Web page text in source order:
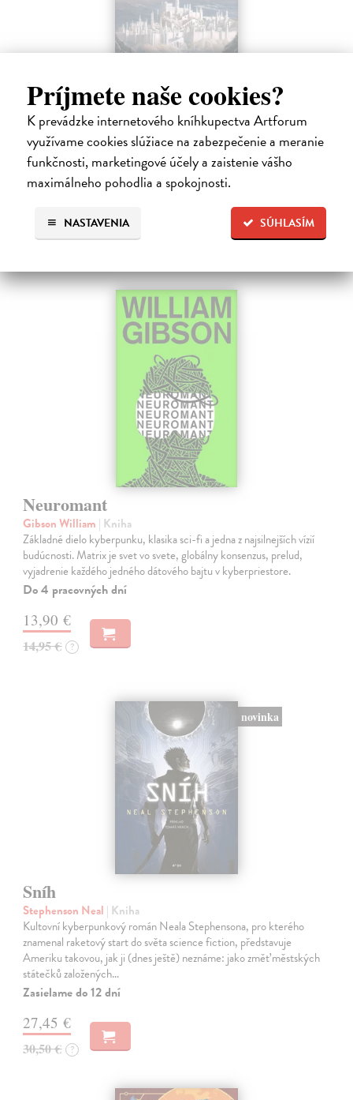
Príjmete naše cookies?
K prevádzke internetového kníhkupectva Artforum
využívame cookies slúžiace na zabezpečenie a meranie
funkčnosti, marketingové účely a zaistenie vášho
maximálneho pohodlia a spokojnosti.
SÚHLASÍM
NASTAVENIA
Pád Gondolinu
Tolkien J.R.R.
| Kniha
Legenda o páde Gondolinu hovorí o boji dvoch najväčších mocností
sveta. Zlo predstavuje Morgoth, najhorší zo všetkých, vodca
obrovských armád, ktoré riadi zo svojej železnej pevnosti.
18,55 €
Neuromant
Gibson William | Kniha
Základné dielo kyberpunku, klasika sci-fi a jedna z najsilnejších vízií
budúcnosti. Matrix je svet vo svete, globálny konsenzus, prelud,
vyjadrenie každého jedného dátového bajtu v kyberpriestore.
Do 4 pracovných dní
13,90 €
14,95 € ?
novinka
Sníh
Stephenson Neal | Kniha
Kultovní kyberpunkový román Neala Stephensona, pro kterého
znamenal raketový start do světa science fiction, představuje
Ameriku takovou, jak ji (dnes ještě) neznáme: jako změť městských
státečků založených…
Zasielame do 12 dní
27,45 €
30,50 € ?